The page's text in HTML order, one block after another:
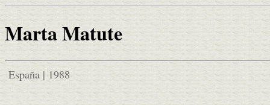
Marta Matute
España | 1988